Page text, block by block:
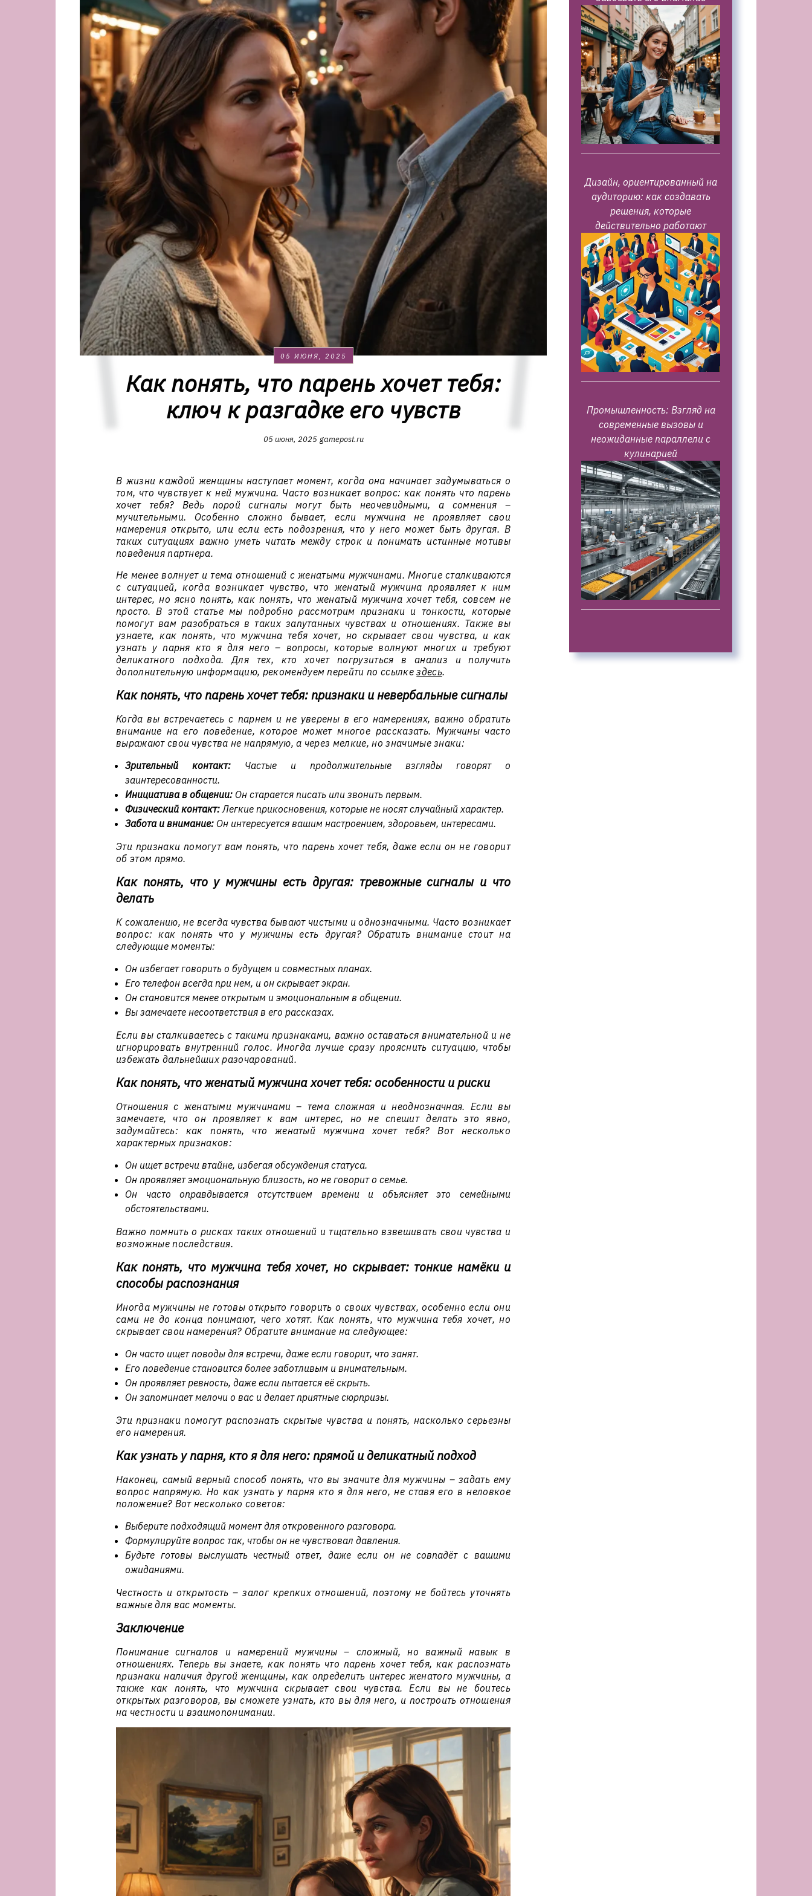
05 ИЮНЯ, 2025
Как понять, что парень хочет тебя:
ключ к разгадке его чувств
05 июня, 2025 gamepost.ru
В жизни каждой женщины наступает момент, когда она начинает задумываться о
том, что чувствует к ней мужчина. Часто возникает вопрос: как понять что парень
хочет тебя? Ведь порой сигналы могут быть неочевидными, а сомнения –
мучительными. Особенно сложно бывает, если мужчина не проявляет свои
намерения открыто, или если есть подозрения, что у него может быть другая. В
таких ситуациях важно уметь читать между строк и понимать истинные мотивы
поведения партнера.
Не менее волнует и тема отношений с женатыми мужчинами. Многие сталкиваются
с ситуацией, когда возникает чувство, что женатый мужчина проявляет к ним
интерес, но ясно понять, как понять, что женатый мужчина хочет тебя, совсем не
просто. В этой статье мы подробно рассмотрим признаки и тонкости, которые
помогут вам разобраться в таких запутанных чувствах и отношениях. Также вы
узнаете, как понять, что мужчина тебя хочет, но скрывает свои чувства, и как
узнать у парня кто я для него – вопросы, которые волнуют многих и требуют
деликатного подхода. Для тех, кто хочет погрузиться в анализ и получить
дополнительную информацию, рекомендуем перейти по ссылкездесь.
Как понять, что парень хочет тебя: признаки и невербальные сигналы
Когда вы встречаетесь с парнем и не уверены в его намерениях, важно обратить
внимание на его поведение, которое может многое рассказать. Мужчины часто
выражают свои чувства не напрямую, а через мелкие, но значимые знаки:
Зрительный контакт: Частые и продолжительные взгляды говорят о
заинтересованности.
Инициатива в общении: Он старается писать или звонить первым.
Физический контакт:Легкие прикосновения, которые не носят случайный характер.
Забота и внимание: Он интересуется вашим настроением, здоровьем, интересами.
Эти признаки помогут вам понять, что парень хочет тебя, даже если он не говорит
об этом прямо.
Как понять, что у мужчины есть другая: тревожные сигналы и что
делать
К сожалению, не всегда чувства бывают чистыми и однозначными. Часто возникает
вопрос: как понять что у мужчины есть другая? Обратить внимание стоит на
следующие моменты:
Он избегает говорить о будущем и совместных планах.
Его телефон всегда при нем, и он скрывает экран.
Он становится менее открытым и эмоциональным в общении.
Вы замечаете несоответствия в его рассказах.
Если вы сталкиваетесь с такими признаками, важно оставаться внимательной и не
игнорировать внутренний голос. Иногда лучше сразу прояснить ситуацию, чтобы
избежать дальнейших разочарований.
Как понять, что женатый мужчина хочет тебя: особенности и риски
Отношения с женатыми мужчинами – тема сложная и неоднозначная. Если вы
замечаете, что он проявляет к вам интерес, но не спешит делать это явно,
задумайтесь: как понять, что женатый мужчина хочет тебя? Вот несколько
характерных признаков:
Он ищет встречи втайне, избегая обсуждения статуса.
Он проявляет эмоциональную близость, но не говорит о семье.
Он часто оправдывается отсутствием времени и объясняет это семейными
обстоятельствами.
Важно помнить о рисках таких отношений и тщательно взвешивать свои чувства и
возможные последствия.
Как понять, что мужчина тебя хочет, но скрывает: тонкие намёки и
способы распознания
Иногда мужчины не готовы открыто говорить о своих чувствах, особенно если они
сами не до конца понимают, чего хотят. Как понять, что мужчина тебя хочет, но
скрывает свои намерения? Обратите внимание на следующее:
Он часто ищет поводы для встречи, даже если говорит, что занят.
Его поведение становится более заботливым и внимательным.
Он проявляет ревность, даже если пытается её скрыть.
Он запоминает мелочи о вас и делает приятные сюрпризы.
Эти признаки помогут распознать скрытые чувства и понять, насколько серьезны
его намерения.
Как узнать у парня, кто я для него: прямой и деликатный подход
Наконец, самый верный способ понять, что вы значите для мужчины – задать ему
вопрос напрямую. Но как узнать у парня кто я для него, не ставя его в неловкое
положение? Вот несколько советов:
Выберите подходящий момент для откровенного разговора.
Формулируйте вопрос так, чтобы он не чувствовал давления.
Будьте готовы выслушать честный ответ, даже если он не совпадёт с вашими
ожиданиями.
Честность и открытость – залог крепких отношений, поэтому не бойтесь уточнять
важные для вас моменты.
Заключение
Понимание сигналов и намерений мужчины – сложный, но важный навык в
отношениях. Теперь вы знаете, как понять что парень хочет тебя, как распознать
признаки наличия другой женщины, как определить интерес женатого мужчины, а
также как понять, что мужчина скрывает свои чувства. Если вы не боитесь
открытых разговоров, вы сможете узнать, кто вы для него, и построить отношения
на честности и взаимопонимании.
Дизайн, ориентированный на
аудиторию: как создавать
решения, которые
действительно работают
Промышленность: Взгляд на
современные вызовы и
неожиданные параллели с
кулинарией